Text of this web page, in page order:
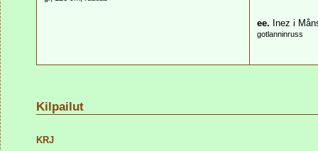
ee. Inez i
gotlanninruss
Kilpailut
KRJ